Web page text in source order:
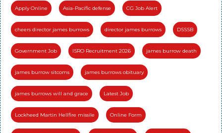
Apply Online Asia-Pacific defense CG Job Alert
cheers director james burrows director james burrows DSSSB
Government Job ISRO Recruitment 2026 james burrow death
james burrow sitcoms james burrows obituary
james burrows will and grace Latest Job
Lockheed Martin Hellfire missile Online Form